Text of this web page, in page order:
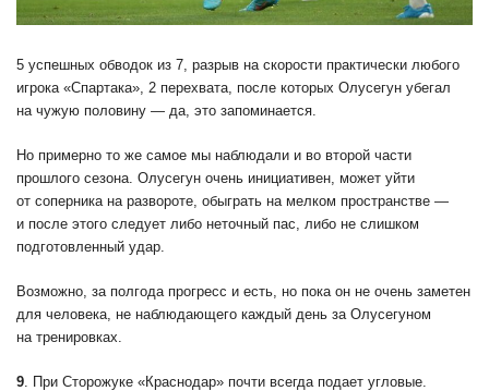
5 успешных обводок из 7, разрыв на скорости практически любого
игрока «Спартака», 2 перехвата, после которых Олусегун убегал
на чужую половину — да, это запоминается.
Но примерно то же самое мы наблюдали и во второй части
прошлого сезона. Олусегун очень инициативен, может уйти
от соперника на развороте, обыграть на мелком пространстве —
и после этого следует либо неточный пас, либо не слишком
подготовленный удар.
Возможно, за полгода прогресс и есть, но пока он не очень заметен
для человека, не наблюдающего каждый день за Олусегуном
на тренировках.
9 . При Сторожуке «Краснодар» почти всегда подает угловые.